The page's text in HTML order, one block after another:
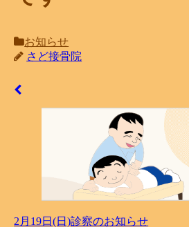
お知らせ
さど接骨院
2月19日(日)診察のお知らせ